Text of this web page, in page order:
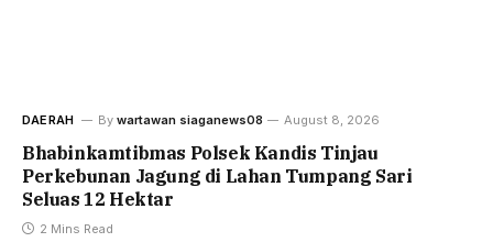
DAERAH By wartawan siaganews08 August 8, 2026
Bhabinkamtibmas Polsek Kandis Tinjau
Perkebunan Jagung di Lahan Tumpang Sari
Seluas 12 Hektar
2 Mins Read